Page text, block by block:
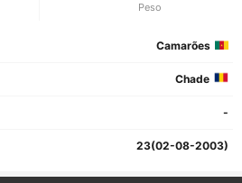
Peso
Camarões
Chade
-
23(02-08-2003)